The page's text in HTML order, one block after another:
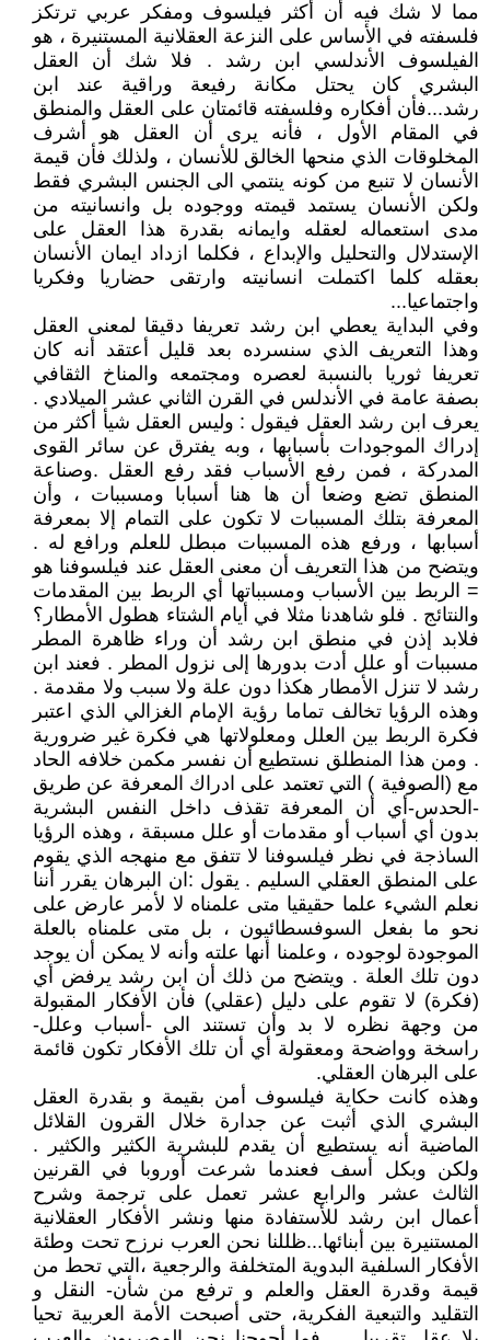
مما لا شك فيه أن أكثر فيلسوف ومفكر عربي ترتكز
فلسفته في الأساس على النزعة العقلانية المستنيرة ، هو
الفيلسوف الأندلسي ابن رشد . فلا شك أن العقل
البشري كان يحتل مكانة رفيعة وراقية عند ابن
رشد...فأن أفكاره وفلسفته قائمتان على العقل والمنطق
في المقام الأول ، فأنه يرى أن العقل هو أشرف
المخلوقات الذي منحها الخالق للأنسان ، ولذلك فأن قيمة
الأنسان لا تنبع من كونه ينتمي الى الجنس البشري فقط
ولكن الأنسان يستمد قيمته ووجوده بل وانسانيته من
مدى استعماله لعقله وايمانه بقدرة هذا العقل على
الإستدلال والتحليل والإبداع ، فكلما ازداد ايمان الأنسان
بعقله كلما اكتملت انسانيته وارتقى حضاريا وفكريا
واجتماعيا...
وفي البداية يعطي ابن رشد تعريفا دقيقا لمعنى العقل
وهذا التعريف الذي سنسرده بعد قليل أعتقد أنه كان
تعريفا ثوريا بالنسبة لعصره ومجتمعه والمناخ الثقافي
بصفة عامة في الأندلس في القرن الثاني عشر الميلادي .
يعرف ابن رشد العقل فيقول : وليس العقل شيأ أكثر من
إدراك الموجودات بأسبابها ، وبه يفترق عن سائر القوى
المدركة ، فمن رفع الأسباب فقد رفع العقل .وصناعة
المنطق تضع وضعا أن ها هنا أسبابا ومسببات ، وأن
المعرفة بتلك المسببات لا تكون على التمام إلا بمعرفة
أسبابها ، ورفع هذه المسببات مبطل للعلم ورافع له .
ويتضح من هذا التعريف أن معنى العقل عند فيلسوفنا هو
= الربط بين الأسباب ومسبباتها أي الربط بين المقدمات
والنتائج . فلو شاهدنا مثلا في أيام الشتاء هطول الأمطار؟
فلابد إذن في منطق ابن رشد أن وراء ظاهرة المطر
مسببات أو علل أدت بدورها إلى نزول المطر . فعند ابن
رشد لا تنزل الأمطار هكذا دون علة ولا سبب ولا مقدمة .
وهذه الرؤيا تخالف تماما رؤية الإمام الغزالي الذي اعتبر
فكرة الربط بين العلل ومعلولاتها هي فكرة غير ضرورية
. ومن هذا المنطلق نستطيع أن نفسر مكمن خلافه الحاد
مع (الصوفية ) التي تعتمد على ادراك المعرفة عن طريق
-الحدس-أي أن المعرفة تقذف داخل النفس البشرية
بدون أي أسباب أو مقدمات أو علل مسبقة ، وهذه الرؤيا
الساذجة في نظر فيلسوفنا لا تتفق مع منهجه الذي يقوم
على المنطق العقلي السليم . يقول :ان البرهان يقرر أننا
نعلم الشيء علما حقيقيا متى علمناه لا لأمر عارض على
نحو ما بفعل السوفسطائيون ، بل متى علمناه بالعلة
الموجودة لوجوده ، وعلمنا أنها علته وأنه لا يمكن أن يوجد
دون تلك العلة . ويتضح من ذلك أن ابن رشد يرفض أي
(فكرة) لا تقوم على دليل (عقلي) فأن الأفكار المقبولة
من وجهة نظره لا بد وأن تستند الى -أسباب وعلل-
راسخة وواضحة ومعقولة أي أن تلك الأفكار تكون قائمة
على البرهان العقلي.
وهذه كانت حكاية فيلسوف أمن بقيمة و بقدرة العقل
البشري الذي أثبت عن جدارة خلال القرون القلائل
الماضية أنه يستطيع أن يقدم للبشرية الكثير والكثير .
ولكن وبكل أسف فعندما شرعت أوروبا في القرنين
الثالث عشر والرابع عشر تعمل على ترجمة وشرح
أعمال ابن رشد للأستفادة منها ونشر الأفكار العقلانية
المستنيرة بين أبنائها...ظللنا نحن العرب نرزح تحت وطئة
الأفكار السلفية البدوية المتخلفة والرجعية ،التي تحط من
قيمة وقدرة العقل والعلم و ترفع من شأن- النقل و
التقليد والتبعية الفكرية، حتى أصبحت الأمة العربية تحيا